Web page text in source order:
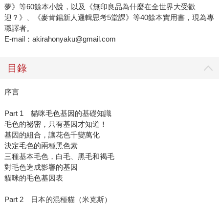
夢》等60餘本小說，以及《無印良品為什麼在全世界大受歡
迎？》、《麥肯錫新人邏輯思考5堂課》等40餘本實用書，現為專
職譯者。
E-mail：akirahonyaku@gmail.com
目錄
序言
Part 1 貓咪毛色基因的基礎知識
毛色的祕密，只有基因才知道！
基因的組合，讓花色千變萬化
決定毛色的兩種黑色素
三種基本毛色，白毛、黑毛和褐毛
對毛色造成影響的基因
貓咪的毛色基因表
Part 2 日本的混種貓（米克斯）